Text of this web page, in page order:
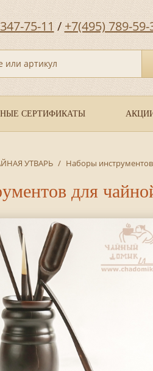
75-11 / +7(495) 789-59-
или артикул
СЕРТИФИКАТЫ
УТВАРЬ / Наборы инструментов
для